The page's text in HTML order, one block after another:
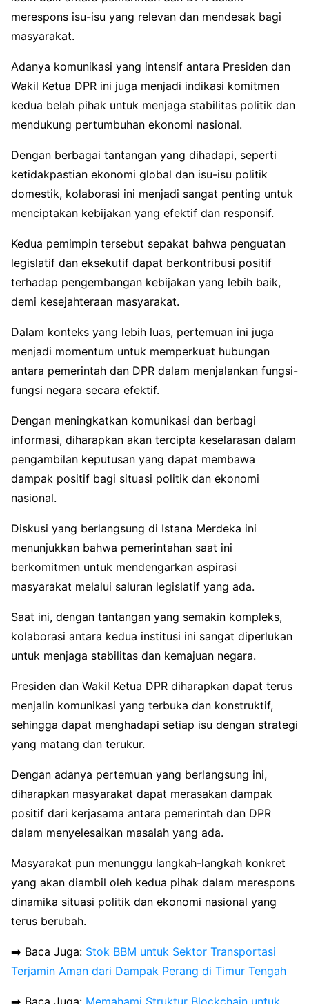
merespons isu-isu yang relevan dan mendesak bagi
masyarakat.
Adanya komunikasi yang intensif antara Presiden dan
Wakil Ketua DPR ini juga menjadi indikasi komitmen
kedua belah pihak untuk menjaga stabilitas politik dan
mendukung pertumbuhan ekonomi nasional.
Dengan berbagai tantangan yang dihadapi, seperti
ketidakpastian ekonomi global dan isu-isu politik
domestik, kolaborasi ini menjadi sangat penting untuk
menciptakan kebijakan yang efektif dan responsif.
Kedua pemimpin tersebut sepakat bahwa penguatan
legislatif dan eksekutif dapat berkontribusi positif
terhadap pengembangan kebijakan yang lebih baik,
demi kesejahteraan masyarakat.
Dalam konteks yang lebih luas, pertemuan ini juga
menjadi momentum untuk memperkuat hubungan
antara pemerintah dan DPR dalam menjalankan fungsi-
fungsi negara secara efektif.
Dengan meningkatkan komunikasi dan berbagi
informasi, diharapkan akan tercipta keselarasan dalam
pengambilan keputusan yang dapat membawa
dampak positif bagi situasi politik dan ekonomi
nasional.
Diskusi yang berlangsung di Istana Merdeka ini
menunjukkan bahwa pemerintahan saat ini
berkomitmen untuk mendengarkan aspirasi
masyarakat melalui saluran legislatif yang ada.
Saat ini, dengan tantangan yang semakin kompleks,
kolaborasi antara kedua institusi ini sangat diperlukan
untuk menjaga stabilitas dan kemajuan negara.
Presiden dan Wakil Ketua DPR diharapkan dapat terus
menjalin komunikasi yang terbuka dan konstruktif,
sehingga dapat menghadapi setiap isu dengan strategi
yang matang dan terukur.
Dengan adanya pertemuan yang berlangsung ini,
diharapkan masyarakat dapat merasakan dampak
positif dari kerjasama antara pemerintah dan DPR
dalam menyelesaikan masalah yang ada.
Masyarakat pun menunggu langkah-langkah konkret
yang akan diambil oleh kedua pihak dalam merespons
dinamika situasi politik dan ekonomi nasional yang
terus berubah.
➡️ Baca Juga: Stok BBM untuk Sektor Transportasi
Terjamin Aman dari Dampak Perang di Timur Tengah
➡️ Baca Juga: Memahami Struktur Blockchain untuk